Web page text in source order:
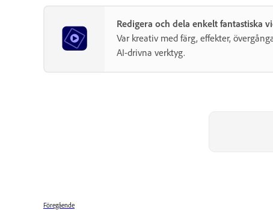
Redigera och dela enkelt fantastiska
Var kreativ med färg, effekter,
AI-drivna verktyg.
Föregående